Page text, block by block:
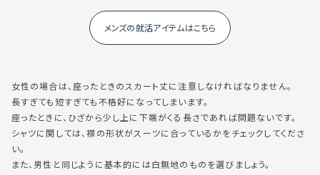
メンズの就活アイテムはこちら
女性の場合は、座ったときのスカート丈に注意しなければなりません。
長すぎても短すぎても不格好になってしまいます。
座ったときに、ひざから少し上に下端がくる長さであれば問題ないです。
シャツに関しては、襟の形状がスーツに合っているかをチェックしてくださ
い。
また、男性と同じように基本的には白無地のものを選びましょう。